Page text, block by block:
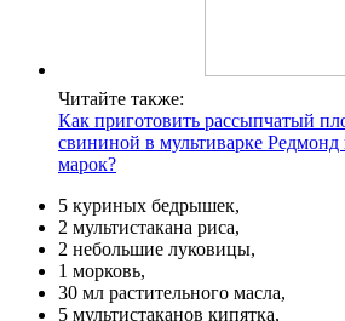
Читайте также:
Как приготовить рассыпчатый
свининой в мультиварке Редмонд
марок?
5 куриных бедрышек,
2 мультистакана риса,
2 небольшие луковицы,
1 морковь,
30 мл растительного масла,
5 мультистаканов кипятка,